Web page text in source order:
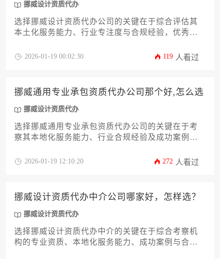
挪威设计资质代办
选择挪威设计资质代办公司的关键在于综合评估其
本土化服务能力、行业专注度与合规经验，优秀机
网及全程中文支持服务，通过对比公司历史案例、
2026-01-19 00:02:30 119 人看过
挪威通用专业承包资质代办公司那个好,怎么选
挪威设计资质代办
选择挪威通用专业承包资质代办公司的关键在于考
察其本地化服务能力、行业合规经验及成功案例积
解读能力和高效的政府沟通渠道。
2026-01-19 12:10:20 272 人看过
挪威设计资质代办中介公司哪家好，怎样选？
挪威设计资质代办
选择挪威设计资质代办中介的关键在于综合考察机
构的专业资质、本地化服务能力、成功案例与合规